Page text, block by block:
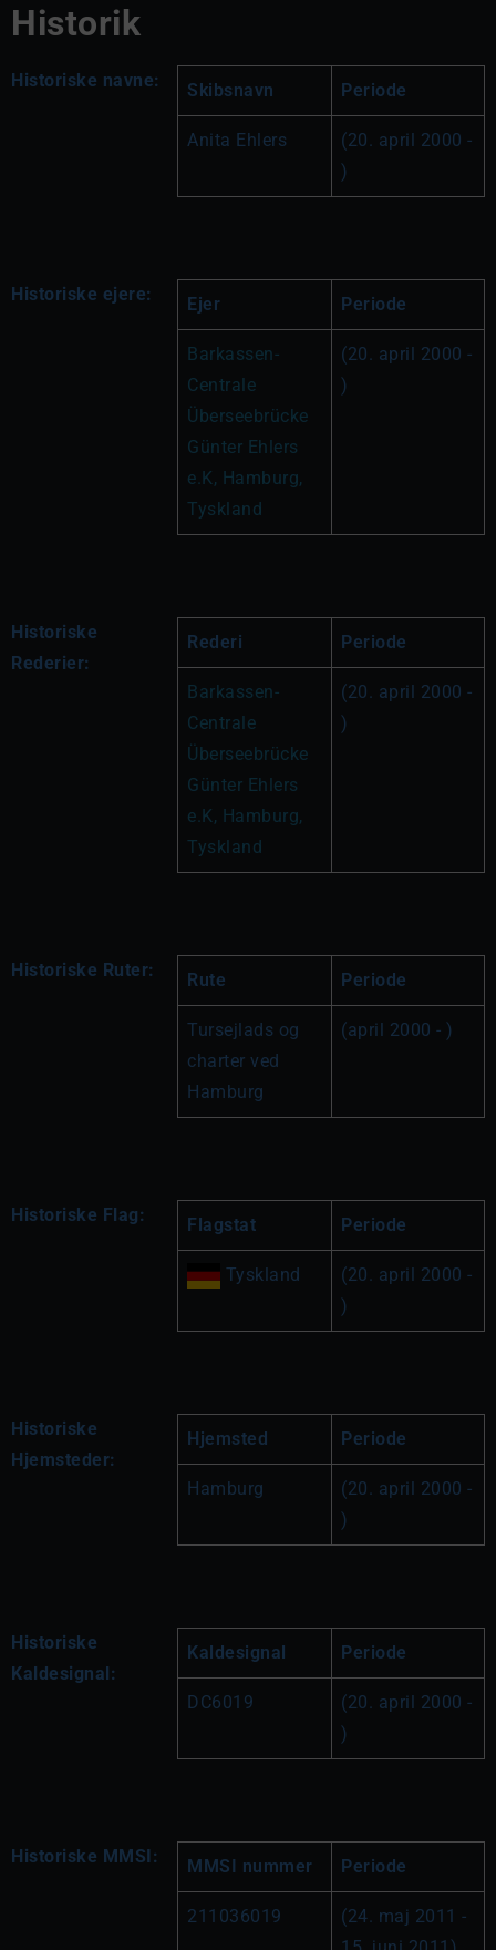
Historik
Historiske navne: Skibsnavn Periode
Anita Ehlers
(20. april 2000 -
)
Historiske ejere: Ejer Periode
Barkassen-
Centrale
Überseebrücke
Günter Ehlers
e.K, Hamburg,
Tyskland
(20. april 2000 -
)
Historiske
Rederier:
Rederi Periode
Barkassen-
Centrale
Überseebrücke
Günter Ehlers
e.K, Hamburg,
Tyskland
(20. april 2000 -
)
Historiske Ruter: Rute Periode
Tursejlads og
charter ved
Hamburg
(april 2000 - )
Historiske Flag: Flagstat Periode
Tyskland
(20. april 2000 -
)
Historiske
Hjemsteder:
Hjemsted Periode
Hamburg
(20. april 2000 -
)
Historiske
Kaldesignal:
Kaldesignal Periode
DC6019
(20. april 2000 -
)
Historiske MMSI: MMSI nummer Periode
211036019
(24. maj 2011 -